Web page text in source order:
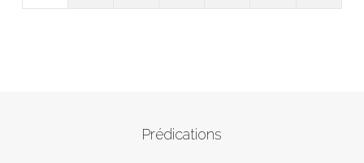
Prédications